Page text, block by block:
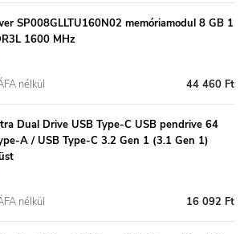
SP008GLLTU160N02 memóriamodul 8 GB 1
1600 MHz
44 460 Ft
nélkül
Dual Drive USB Type-C USB pendrive 64
A / USB Type-C 3.2 Gen 1 (3.1 Gen 1)
16 092 Ft
nélkül